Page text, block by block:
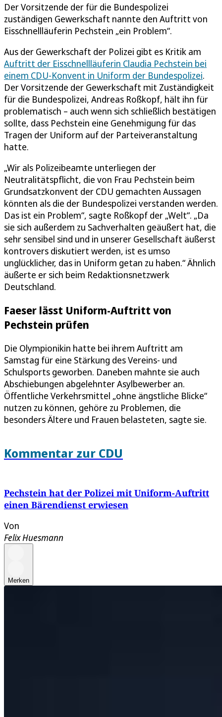
Der Vorsitzende der für die Bundespolizei
zuständigen Gewerkschaft nannte den Auftritt von
Eisschnellläuferin Pechstein „ein Problem“.
Aus der Gewerkschaft der Polizei gibt es Kritik am
Auftritt der Eisschnellläuferin Claudia Pechstein bei
einem CDU-Konvent in Uniform der Bundespolizei.
Der Vorsitzende der Gewerkschaft mit Zuständigkeit
für die Bundespolizei, Andreas Roßkopf, hält ihn für
problematisch – auch wenn sich schließlich bestätigen
sollte, dass Pechstein eine Genehmigung für das
Tragen der Uniform auf der Parteiveranstaltung
hatte.
„Wir als Polizeibeamte unterliegen der
Neutralitätspflicht, die von Frau Pechstein beim
Grundsatzkonvent der CDU gemachten Aussagen
könnten als die der Bundespolizei verstanden werden.
Das ist ein Problem“, sagte Roßkopf der „Welt“. „Da
sie sich außerdem zu Sachverhalten geäußert hat, die
sehr sensibel sind und in unserer Gesellschaft äußerst
kontrovers diskutiert werden, ist es umso
unglücklicher, das in Uniform getan zu haben.“ Ähnlich
äußerte er sich beim Redaktionsnetzwerk
Deutschland.
Faeser lässt Uniform-Auftritt von
Pechstein prüfen
Die Olympionikin hatte bei ihrem Auftritt am
Samstag für eine Stärkung des Vereins- und
Schulsports geworben. Daneben mahnte sie auch
Abschiebungen abgelehnter Asylbewerber an.
Öffentliche Verkehrsmittel „ohne ängstliche Blicke“
nutzen zu können, gehöre zu Problemen, die
besonders Ältere und Frauen belasteten, sagte sie.
Kommentar zur CDU
Pechstein hat der Polizei mit Uniform-Auftritt
einen Bärendienst erwiesen
Von
Felix Huesmann
Merken